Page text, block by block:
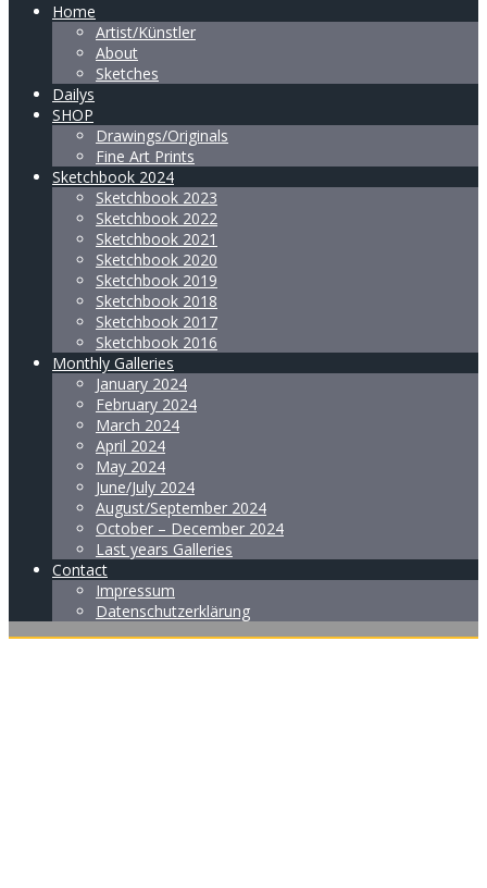
Home
Artist/Künstler
About
Sketches
Dailys
SHOP
Drawings/Originals
Fine Art Prints
Sketchbook 2024
Sketchbook 2023
Sketchbook 2022
Sketchbook 2021
Sketchbook 2020
Sketchbook 2019
Sketchbook 2018
Sketchbook 2017
Sketchbook 2016
Monthly Galleries
January 2024
February 2024
March 2024
April 2024
May 2024
June/July 2024
August/September 2024
October – December 2024
Last years Galleries
Contact
Impressum
Datenschutzerklärung